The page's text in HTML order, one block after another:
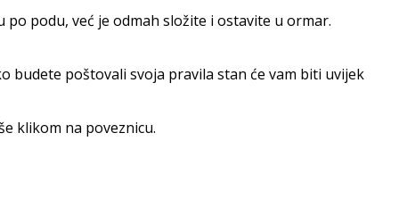
podu, već je odmah složite i ostavite u ormar.
budete poštovali svoja pravila stan će vam biti uvijek
klikom na poveznicu.